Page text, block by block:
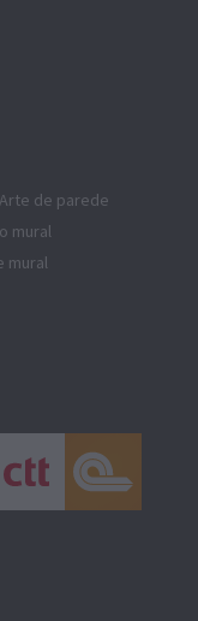
de parede
mural
mural